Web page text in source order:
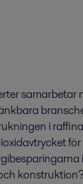
samarbetar
i